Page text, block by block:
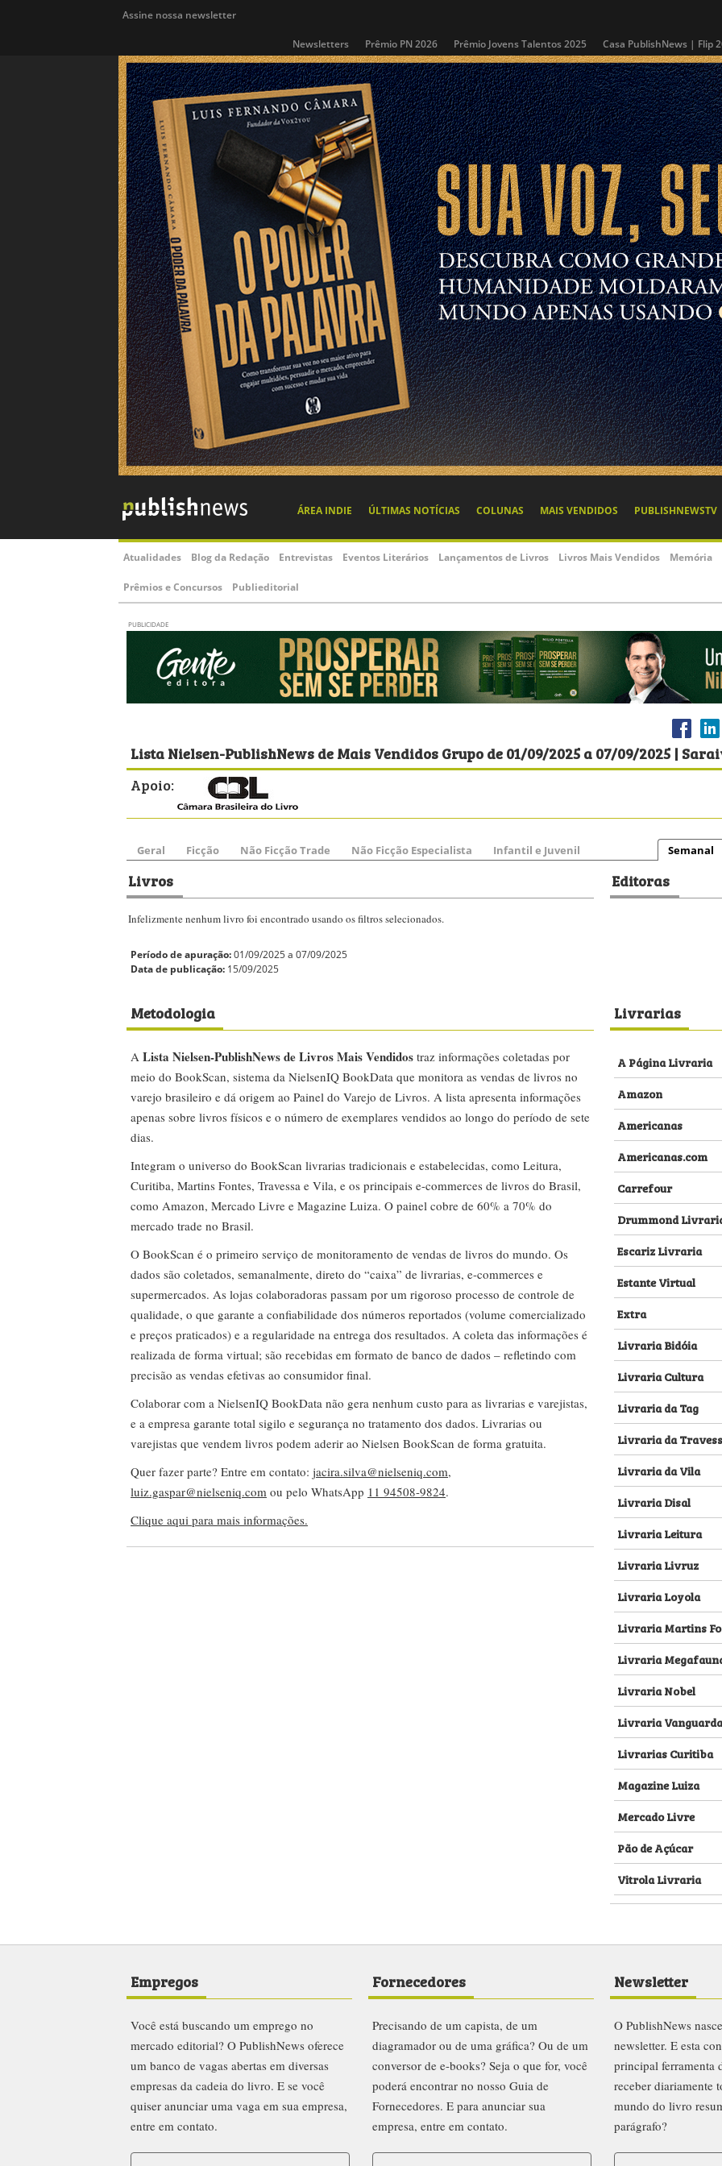
Assine nossa newsletter
Newsletters Prêmio PN 2026 Prêmio Jovens Talentos 2025 Casa PublishNews | Flip
ÁREA INDIE ÚLTIMAS NOTÍCIAS COLUNAS MAIS VENDIDOS PUBLISHNEWSTV
Atualidades Blog da Redação Entrevistas Eventos Literários Lançamentos de Livros Livros Mais Vendidos Memória
Prêmios e Concursos Publieditorial
PUBLICIDADE
Lista Nielsen-PublishNews de Mais Vendidos Grupo de 01/09/2025 a 07/09/2025 |
Apoio:
Geral Ficção Não Ficção Trade Não Ficção Especialista Infantil e Juvenil Semanal
Livros
Infelizmente nenhum livro foi encontrado usando os filtros selecionados.
Período de apuração:01/09/2025 a 07/09/2025
Data de publicação: 15/09/2025
Editoras
Metodologia
A Lista Nielsen-PublishNews de Livros Mais Vendidos traz informações coletadas por
meio do BookScan, sistema da NielsenIQ BookData que monitora as vendas de livros no
varejo brasileiro e dá origem ao Painel do Varejo de Livros. A lista apresenta informações
apenas sobre livros físicos e o número de exemplares vendidos ao longo do período de sete
dias.
Integram o universo do BookScan livrarias tradicionais e estabelecidas, como Leitura,
Curitiba, Martins Fontes, Travessa e Vila, e os principais e-commerces de livros do Brasil,
como Amazon, Mercado Livre e Magazine Luiza. O painel cobre de 60% a 70% do
mercado trade no Brasil.
O BookScan é o primeiro serviço de monitoramento de vendas de livros do mundo. Os
dados são coletados, semanalmente, direto do “caixa” de livrarias, e-commerces e
supermercados. As lojas colaboradoras passam por um rigoroso processo de controle de
qualidade, o que garante a confiabilidade dos números reportados (volume comercializado
e preços praticados) e a regularidade na entrega dos resultados. A coleta das informações é
realizada de forma virtual; são recebidas em formato de banco de dados – refletindo com
precisão as vendas efetivas ao consumidor final.
Colaborar com a NielsenIQ BookData não gera nenhum custo para as livrarias e varejistas,
e a empresa garante total sigilo e segurança no tratamento dos dados. Livrarias ou
varejistas que vendem livros podem aderir ao Nielsen BookScan de forma gratuita.
Quer fazer parte? Entre em contato: jacira.silva@nielseniq.com,
luiz.gaspar@nielseniq.com ou pelo WhatsApp 11 94508-9824.
Clique aqui para mais informações.
Livrarias
A Página Livraria
Amazon
Americanas
Americanas.com
Carrefour
Drummond
Escariz Livraria
Estante Virtual
Extra
Livraria Bidóia
Livraria Cultura
Livraria da Tag
Livraria da
Livraria da Vila
Livraria Disal
Livraria Leitura
Livraria Livruz
Livraria Loyola
Livraria Martins
Livraria
Livraria Nobel
Livraria Vanguarda
Livrarias Curitiba
Magazine Luiza
Mercado Livre
Pão de Açúcar
Vitrola Livraria
Empregos
Você está buscando um emprego no
mercado editorial? O PublishNews oferece
um banco de vagas abertas em diversas
empresas da cadeia do livro. E se você
quiser anunciar uma vaga em sua empresa,
entre em contato.
Fornecedores
Precisando de um capista, de um
diagramador ou de uma gráfica? Ou de um
conversor de e-books? Seja o que for, você
poderá encontrar no nosso Guia de
Fornecedores. E para anunciar sua
empresa, entre em contato.
Newsletter
O PublishNews
newsletter. E esta
principal ferramenta
receber diariamente
mundo do livro
parágrafo?